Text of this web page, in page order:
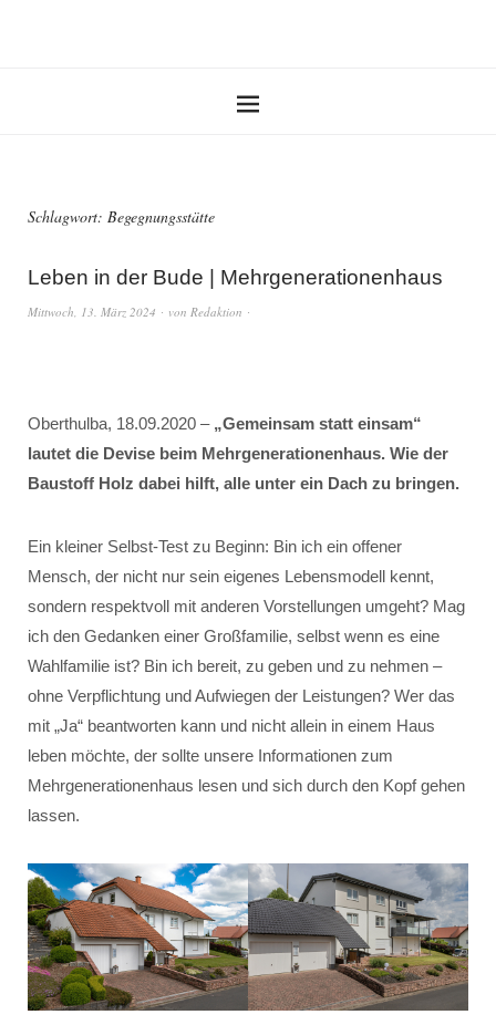
Schlagwort: Begegnungsstätte
Leben in der Bude | Mehrgenerationenhaus
Mittwoch, 13. März 2024 von Redaktion
Oberthulba, 18.09.2020 – „Gemeinsam statt einsam“
lautet die Devise beim Mehrgenerationenhaus. Wie der
Baustoff Holz dabei hilft, alle unter ein Dach zu bringen.
Ein kleiner Selbst-Test zu Beginn: Bin ich ein offener
Mensch, der nicht nur sein eigenes Lebensmodell kennt,
sondern respektvoll mit anderen Vorstellungen umgeht? Mag
ich den Gedanken einer Großfamilie, selbst wenn es eine
Wahlfamilie ist? Bin ich bereit, zu geben und zu nehmen –
ohne Verpflichtung und Aufwiegen der Leistungen? Wer das
mit „Ja“ beantworten kann und nicht allein in einem Haus
leben möchte, der sollte unsere Informationen zum
Mehrgenerationenhaus lesen und sich durch den Kopf gehen
lassen.